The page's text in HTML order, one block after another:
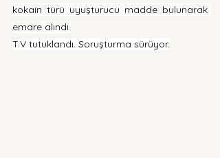
kokain türü uyuşturucu madde bulunarak
emare alındı.
T.V tutuklandı. Soruşturma sürüyor.